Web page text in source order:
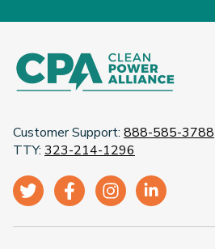
Customer Support: 888-585-3788
TTY: 323-214-1296